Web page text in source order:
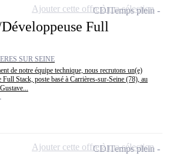
Full
SUR SEINE
de notre équipe technique, nous recrutons un(e)
Stack, poste basé à Carrières-sur-Seine (78), au
CDITemps plein
Ajouter cette offre à ma sélection
CDITemps plein
Ajouter cette offre à ma sélection